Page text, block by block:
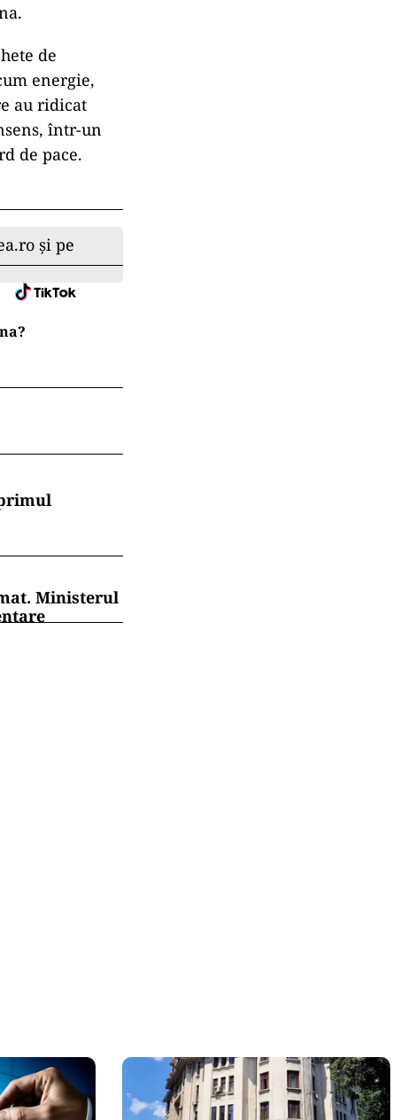
de
energie,
au ridicat
într-un
de pace.
și pe
Ministerul